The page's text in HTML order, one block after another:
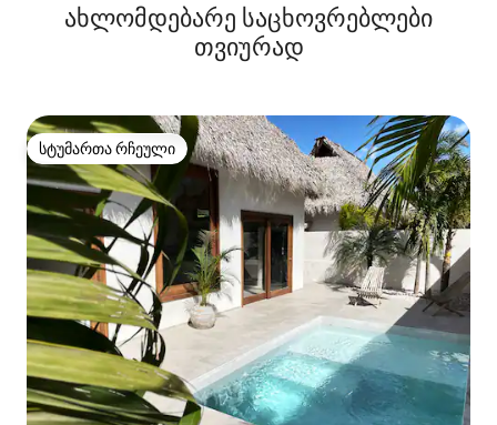
ახლომდებარე საცხოვრებლები
თვიურად
სტუმართა რჩეული
სტუმართა რჩეული